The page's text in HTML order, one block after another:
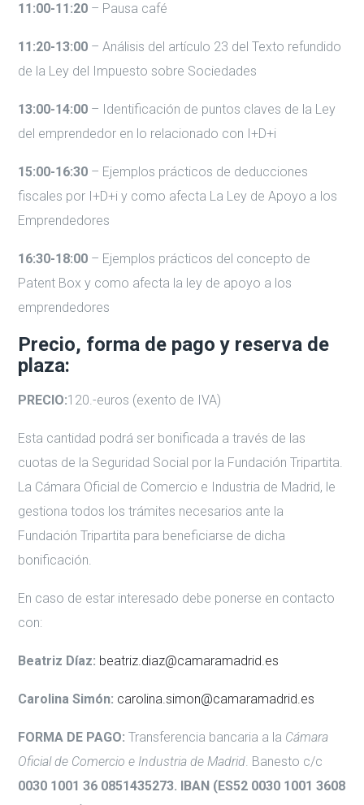
11:00-11:20 – Pausa café
11:20-13:00 – Análisis del artículo 23 del Texto refundido
de la Ley del Impuesto sobre Sociedades
13:00-14:00 – Identificación de puntos claves de la Ley
del emprendedor en lo relacionado con I+D+i
15:00-16:30 – Ejemplos prácticos de deducciones
fiscales por I+D+i y como afecta La Ley de Apoyo a los
Emprendedores
16:30-18:00 – Ejemplos prácticos del concepto de
Patent Box y como afecta la ley de apoyo a los
emprendedores
Precio, forma de pago y reserva de
plaza:
PRECIO:120.-euros (exento de IVA)
Esta cantidad podrá ser bonificada a través de las
cuotas de la Seguridad Social por la Fundación Tripartita.
La Cámara Oficial de Comercio e Industria de Madrid, le
gestiona todos los trámites necesarios ante la
Fundación Tripartita para beneficiarse de dicha
bonificación.
En caso de estar interesado debe ponerse en contacto
con:
Beatriz Díaz: beatriz.diaz@camaramadrid.es
Carolina Simón: carolina.simon@camaramadrid.es
FORMA DE PAGO: Transferencia bancaria a la Cámara
Oficial de Comercio e Industria de Madrid. Banesto c/c
0030 1001 36 0851435273. IBAN (ES52 0030 1001 3608